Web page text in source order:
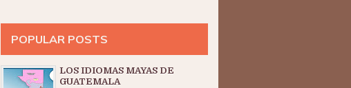
POPULAR POSTS
LOS IDIOMAS MAYAS DE
GUATEMALA